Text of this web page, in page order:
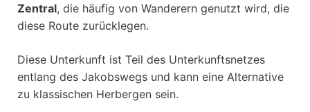
Zentral, die häufig von Wanderern genutzt wird, die
diese Route zurücklegen.
Diese Unterkunft ist Teil des Unterkunftsnetzes
entlang des Jakobswegs und kann eine Alternative
zu klassischen Herbergen sein.